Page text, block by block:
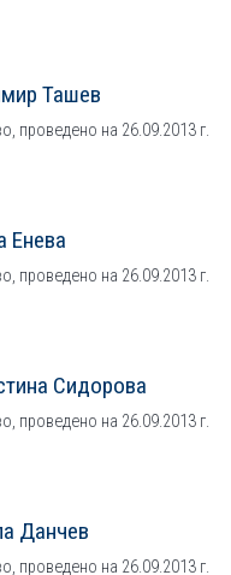
Ташев
проведено на 26.09.2013 г.
Енева
проведено на 26.09.2013 г.
Сидорова
проведено на 26.09.2013 г.
Данчев
проведено на 26.09.2013 г.